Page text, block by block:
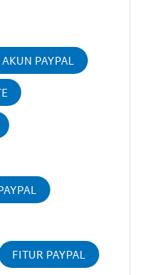
PAYPAL
FITUR PAYPAL